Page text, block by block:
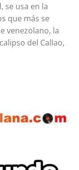
se usa en la
que más se
venezolano, la
del Callao,